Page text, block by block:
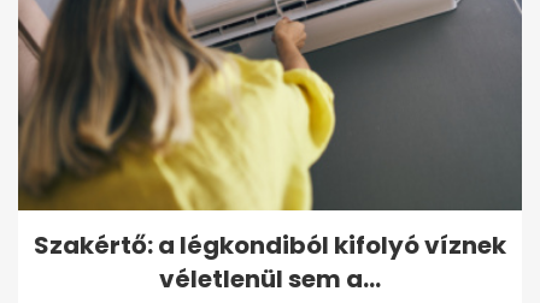
Szakértő: a légkondiból kifolyó víznek
véletlenül sem a...